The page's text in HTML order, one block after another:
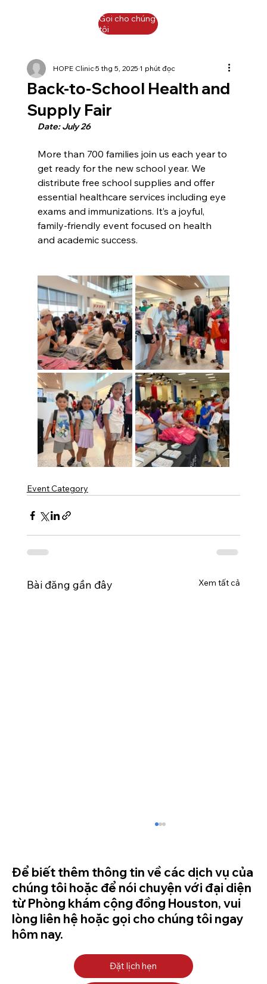
Gọi cho chúng
tôi
Back-to-School Health and
Supply Fair
HOPE Clinic5 thg 5, 20251 phút đọc
Date: July 26
More than 700 families join us each year to
get ready for the new school year. We
distribute free school supplies and offer
essential healthcare services including eye
exams and immunizations. It’s a joyful,
family-friendly event focused on health
and academic success.
Event Category
Bài đăng gần đây Xem tất cả
Winter Wonderland – Holiday Food
Distribution
Để biết thêm thông tin về các dịch vụ của
chúng tôi hoặc để nói chuyện với đại diện
từ Phòng khám cộng đồng Houston, vui
lòng liên hệ hoặc gọi cho chúng tôi ngay
hôm nay.
Đặt lịch hẹn